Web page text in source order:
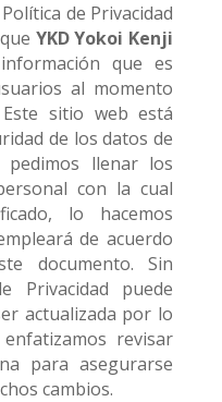
de Privacidad
YKD Yokoi Kenji
que es
al momento
sitio web está
de los datos de
llenar los
con la cual
lo hacemos
de acuerdo
documento. Sin
Privacidad puede
actualizada por lo
revisar
para asegurarse
cambios.